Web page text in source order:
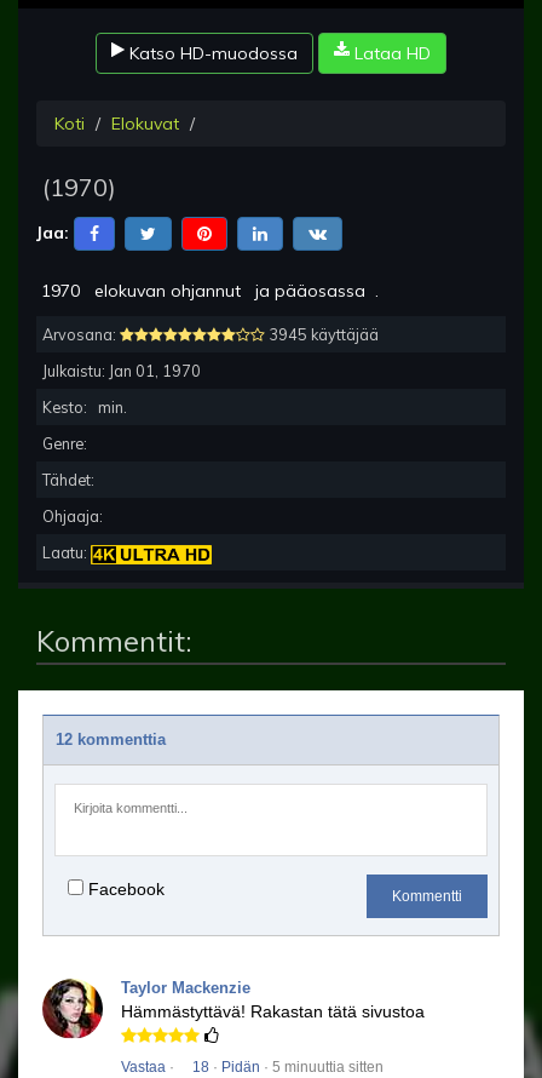
Katso HD-muodossa Lataa HD
Koti Elokuvat
(1970)
Jaa:
1970 elokuvan ohjannut ja pääosassa .
Arvosana:
3945 käyttäjää
Julkaistu: Jan 01, 1970
Kesto:
min.
Genre:
Tähdet:
Ohjaaja:
Laatu:
Kommentit:
12 kommenttia
Facebook Kommentti
Taylor Mackenzie
Hämmästyttävä! Rakastan tätä sivustoa
Vastaa · 18 · Pidän · 5 minuuttia sitten